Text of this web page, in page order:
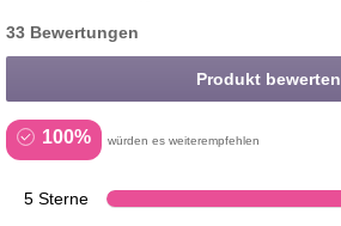
33 Bewertungen
Produkt bewerten
100% würden es weiterempfehlen
5 Sterne